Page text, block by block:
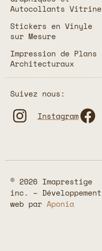
Autocollants Vitrine
Stickers en Vinyle
sur Mesure
Impression de Plans
Architecturaux
Suivez nous:
Instagram
© 2026 Imaprestige
inc. – Développement
web par Aponia